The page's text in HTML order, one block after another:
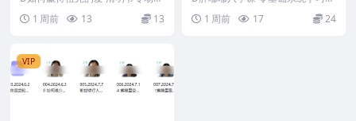
集 260703 260703 D如何赢得祖
先的...1 周前 13 13
命 150集
字教程 知相知命 150集 260706 2
60...1 周前 17 24
VIP